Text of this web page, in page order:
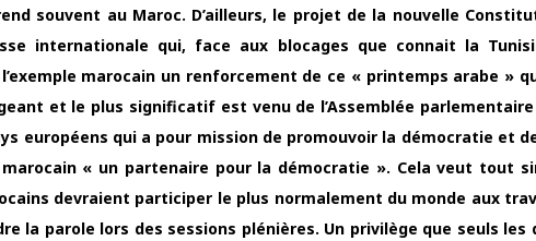
souvent au Maroc. D’ailleurs, le projet de la nouvelle
internationale qui, face aux blocages que connait la
marocain un renforcement de ce « printemps arabe »
et le plus significatif est venu de l’Assemblée parlementaire
européens qui a pour mission de promouvoir la démocratie et
« un partenaire pour la démocratie ». Cela veut tout
devraient participer le plus normalement du monde aux
la parole lors des sessions plénières. Un privilège que seuls